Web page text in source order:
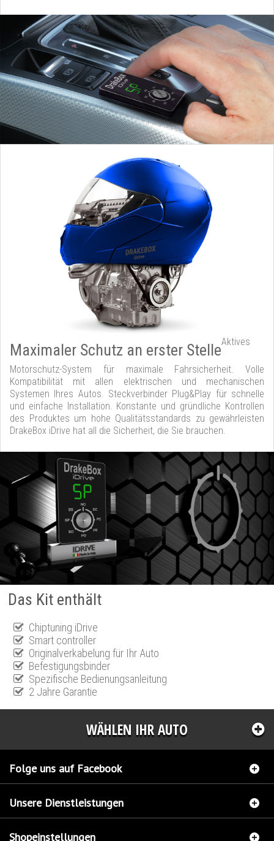
Maximaler Schutz an erster StelleAktives
Motorschutz-System für maximale Fahrsicherheit. Volle
Kompatibilität mit allen elektrischen und mechanischen
Systemen Ihres Autos. Steckverbinder Plug&Play für schnelle
und einfache Installation. Konstante und gründliche Kontrollen
des Produktes um hohe Qualitätsstandards zu gewährleisten
DrakeBox iDrive hat all die Sicherheit, die Sie brauchen.
Das Kit enthält
Chiptuning iDrive
Smart controller
Originalverkabelung für Ihr Auto
Befestigungsbinder
Spezifische Bedienungsanleitung
2 Jahre Garantie
WÄHLEN IHR AUTO
Folge uns auf Facebook
Unsere Dienstleistungen
Shopeinstellungen